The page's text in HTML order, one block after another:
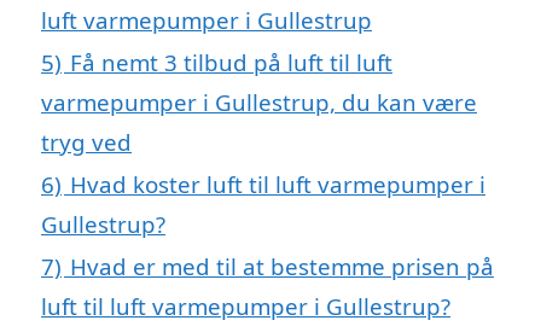
luft varmepumper i Gullestrup
5) Få nemt 3 tilbud på luft til luft
varmepumper i Gullestrup, du kan være
tryg ved
6) Hvad koster luft til luft varmepumper i
Gullestrup?
7) Hvad er med til at bestemme prisen på
luft til luft varmepumper i Gullestrup?